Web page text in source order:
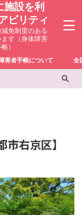
施設を利
ビリティ
免制度のある
す（身体障害
）
害者手帳について 全
右京区】